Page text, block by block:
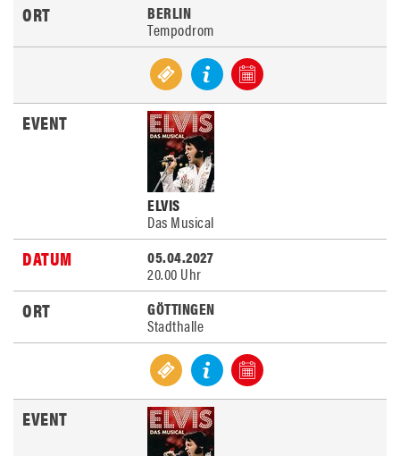
BERLIN
Tempodrom
ELVIS
Das Musical
05.04.2027
20.00 Uhr
GÖTTINGEN
Stadthalle